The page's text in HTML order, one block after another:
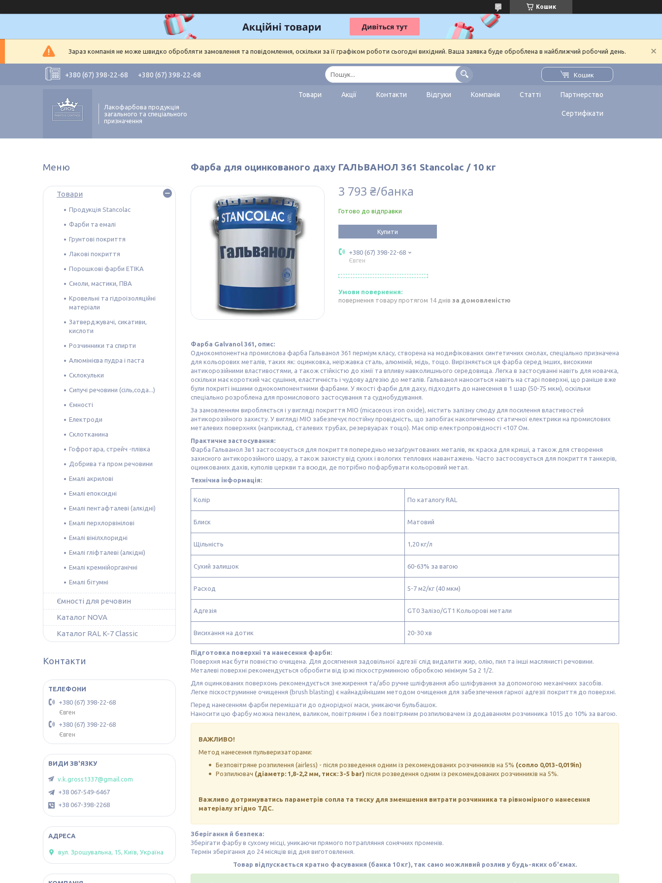
Кошик
Зараз компанія не може швидко обробляти замовлення та повідомлення, оскільки за її графіком роботи сьогодні вихідний. Ваша заявка буде оброблена в найближчий робочий день.
+380 (67) 398-22-68 +380 (67) 398-22-68 Кошик
Лакофарбова продукція
загального та спеціального
призначення
Товари Акції Контакти Відгуки Компанія Статті Партнерство
Сертифікати
Фарба для оцинкованого даху ГАЛЬВАНОЛ 361 Stancolac / 10 кг
3 793 ₴/банка
Готово до відправки
Купити
+380 (67) 398-22-68
Євген
повернення товару протягом 14 днів за домовленістю
Фарба Galvanol 361, опис:
Однокомпонентна промислова фарба Гальванол 361 перміум класу, створена на модифікованих синтетичних смолах, спеціально призначена
для кольорових металів, таких як: оцинковка, неіржавка сталь, алюміній, мідь, тощо. Вирізняється ця фарба серед інших, високими
антикорозійними властивостями, а також стійкістю до хімії та впливу навколишнього середовища. Легка в застосуванні навіть для новачка,
оскільки має короткий час сушіння, еластичність і чудову адгезію до металів. Гальванол наноситься навіть на старі поверхні, що раніше вже
були покриті іншими однокомпонентними фарбами. У якості фарби для даху, підходить до нанесення в 1 шар (50-75 мкм), оскільки
спеціально розроблена для промислового застосування та суднобудування.
За замовленням виробляється і у вигляді покриття ΜΙΟ (micaceous iron oxide), містить залізну слюду для посилення властивостей
антикорозійного захисту. У вигляді MIO забезпечує постійну провідність, що запобігає накопиченню статичної електрики на промислових
металевих поверхнях (наприклад, сталевих трубах, резервуарах тощо). Має опір електропровідності <107 Ом.
Практичне застосування:
Фарба Гальванол 3в1 застосовується для покриття попередньо незаґрунтованих металів, як краска для криші, а також для створення
захисного антикорозійного шару, а також захисту від сухих і вологих теплових навантажень. Часто застосовується для покриття танкерів,
оцинкованих дахів, куполів церкви та всюди, де потрібно пофарбувати кольоровий метал.
Технічна інформація:
Колір По каталогу RAL
Блиск Матовий
Щільність 1,20 кг/л
Сухий залишок 60-63% за вагою
Расход 5-7 м2/кг (40 мкм)
Адгезія GT0 Залізо/GT1 Кольорові метали
Висихання на дотик 20-30 хв
Підготовка поверхні та нанесення фарби:
Поверхня має бути повністю очищена. Для досягнення задовільної адгезії слід видалити жир, олію, пил та інші маслянисті речовини.
Металеві поверхні рекомендується обробити від іржі піскоструминною обробкою мінімум Sa 2 1/2.
Для оцинкованих поверхонь рекомендується знежирення та/або ручне шліфування або шліфування за допомогою механічних засобів.
Легке піскоструминне очищення (brush blasting) є найнадійнішим методом очищення для забезпечення гарної адгезії покриття до поверхні.
Перед нанесенням фарби перемішати до однорідної маси, уникаючи бульбашок.
Наносити цю фарбу можна пензлем, валиком, повітряним і без повітряним розпилювачем із додаванням розчинника 1015 до 10% за вагою.
ВАЖЛИВО!
Метод нанесення пульверизаторами:
Безповітряне розпилення (airless) - після розведення одним із рекомендованих розчинників на 5% (сопло 0,013-0,019in)
Розпилювач (діаметр: 1,8-2,2 мм, тиск: 3-5 bar) після розведення одним із рекомендованих розчинників на 5%.
Важливо дотримуватись параметрів сопла та тиску для зменшення витрати розчинника та рівномірного нанесення
матеріалу згідно ТДС.
Зберігання й безпека:
Зберігати фарбу в сухому місці, уникаючи прямого потрапляння сонячних променів.
Термін зберігання до 24 місяців від дня виготовлення.
Товар відпускається кратно фасування (банка 10 кг), так само можливий розлив у будь-яких об'ємах.
Товари
Продукція Stancolac
Фарби та емалі
Грунтові покриття
Лакові покриття
Порошкові фарби ETIKA
Смоли, мастики, ПВА
Кровельні та гідроізоляційні
матеріали
Затверджувачі, сикативи,
кислоти
Розчинники та спирти
Алюмінієва пудра і паста
Склокульки
Сипучі речовини (сіль,сода...)
Ємності
Електроди
Склотканина
Гофротара, стрейч -плівка
Добрива та пром речовини
Емалі акрилові
Емалі епоксидні
Емалі пентафталеві (алкідні)
Емалі перхлорвінілові
Емалі вінілхлоридні
Емалі гліфталеві (алкідні)
Емалі кремнійорганічні
Емалі бітумні
Ємності для речовин
Каталог NOVA
Каталог RAL K-7 Classic
Контакти
+380 (67) 398-22-68
Євген
+380 (67) 398-22-68
Євген
v.k.gross1337@gmail.com
+38 067-549-6467
+38 067-398-2268
вул. Зрошувальна, 15, Київ, Україна